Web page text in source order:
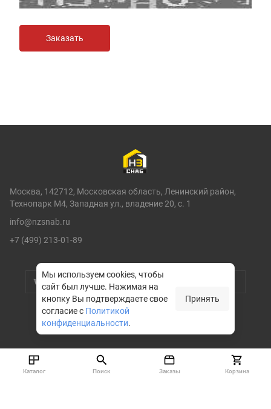
Москва, 142712, Московская область, Ленинский район,
Технопарк М4, Западная ул., владение 20, с. 1
info@nzsnab.ru
+7 (499) 213-01-89
Мы используем cookies, чтобы
сайт был лучше. Нажимая на
кнопку Вы подтверждаете свое
согласие с Политикой
конфиденциальности.
Принять
© НЗСНАБ 2004-2026
Каталог Поиск Заказы Корзина